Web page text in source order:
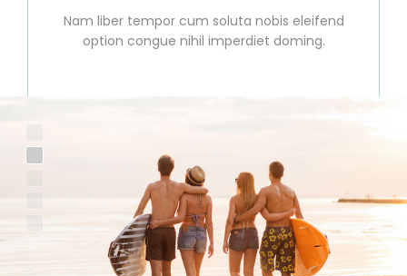
Nam liber tempor cum soluta nobis eleifend
option congue nihil imperdiet doming.